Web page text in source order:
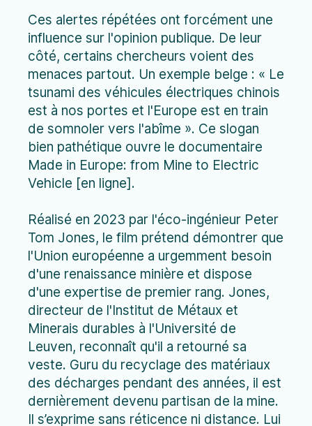
Ces alertes répétées ont forcément une
influence sur l'opinion publique. De leur
côté, certains chercheurs voient des
menaces partout. Un exemple belge : « Le
tsunami des véhicules électriques chinois
est à nos portes et l'Europe est en train
de somnoler vers l'abîme ». Ce slogan
bien pathétique ouvre le documentaire
Made in Europe: from Mine to Electric
Vehicle [en ligne].
Réalisé en 2023 par l'éco-ingénieur Peter
Tom Jones, le film prétend démontrer que
l'Union européenne a urgemment besoin
d'une renaissance minière et dispose
d'une expertise de premier rang. Jones,
directeur de l'Institut de Métaux et
Minerais durables à l'Université de
Leuven, reconnaît qu'il a retourné sa
veste. Guru du recyclage des matériaux
des décharges pendant des années, il est
dernièrement devenu partisan de la mine.
Il s’exprime sans réticence ni distance. Lui